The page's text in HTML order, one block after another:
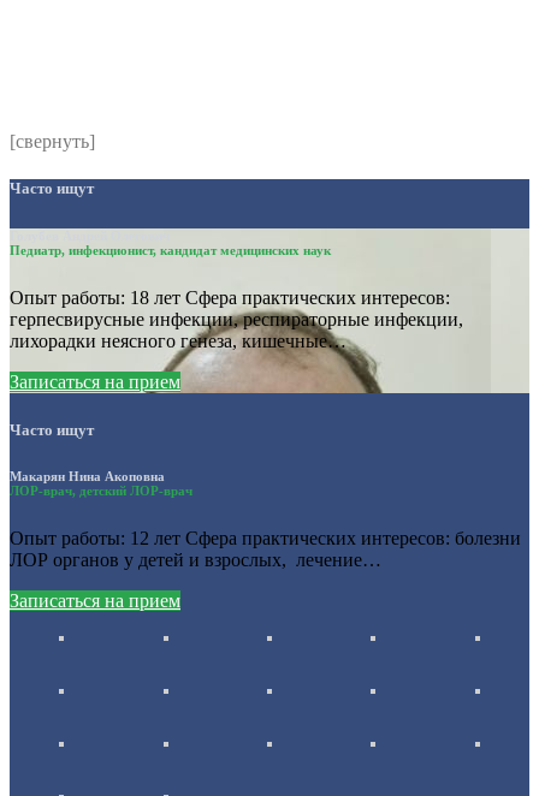
[свернуть]
Часто ищут
Педиатр, инфекционист, кандидат медицинских наук
Опыт работы: 18 лет Сфера практических интересов:
герпесвирусные инфекции, респираторные инфекции,
лихорадки неясного генеза, кишечные…
Записаться на прием
Часто ищут
Макарян Нина Акоповна
ЛОР-врач, детский ЛОР-врач
Опыт работы: 12 лет Сфера практических интересов: болезни
ЛОР органов у детей и взрослых, лечение…
Записаться на прием